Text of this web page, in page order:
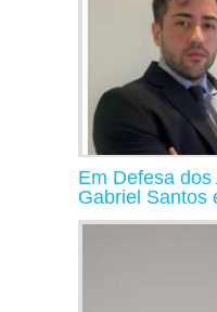
Em Defesa
Gabriel Santos